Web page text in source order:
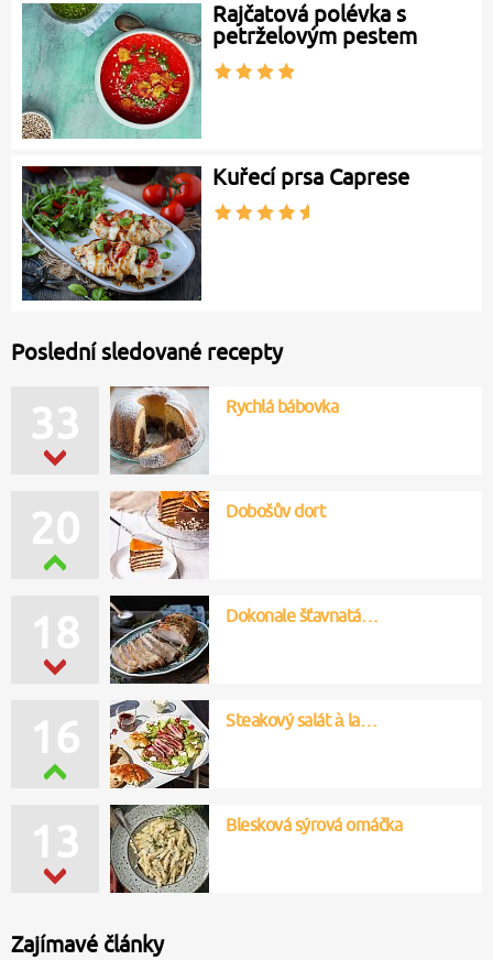
Rajčatová polévka s
petrželovým pestem
Kuřecí prsa Caprese
Poslední sledované recepty
33 Rychlá bábovka
18 Dokonale šťavnatá…
20 Dobošův dort
16 Steakový salát à la…
13 Blesková sýrová omáčka
Zajímavé články